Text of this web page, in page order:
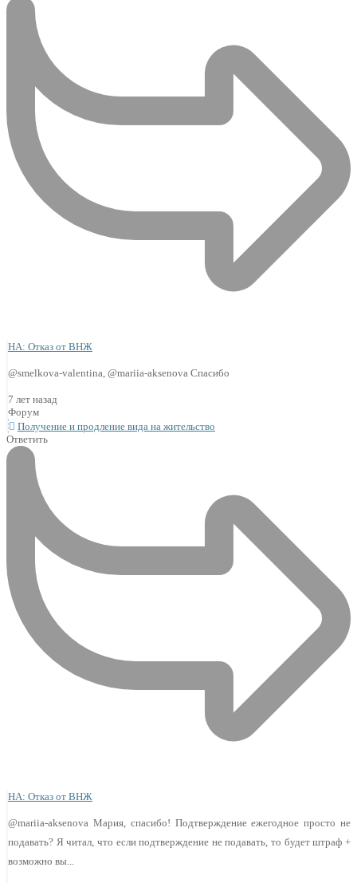
НА: Отказ от ВНЖ
@smelkova-valentina, @mariia-aksenova Спасибо
7 лет назад
Форум
Получение и продление вида на жительство
Ответить
НА: Отказ от ВНЖ
@mariia-aksenova Мария, спасибо! Подтверждение ежегодное просто не
подавать? Я читал, что если подтверждение не подавать, то будет штраф +
возможно вы...